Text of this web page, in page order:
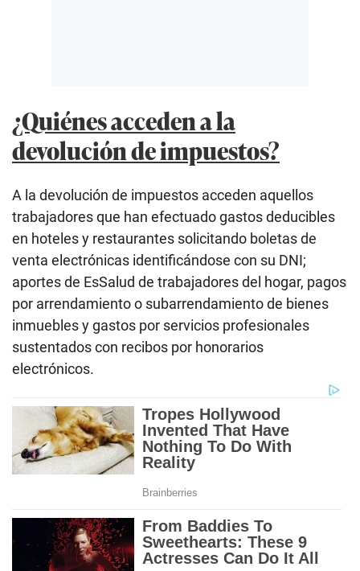
¿Quiénes acceden a la
devolución de impuestos?
A la devolución de impuestos acceden aquellos
trabajadores que han efectuado gastos deducibles
en hoteles y restaurantes solicitando boletas de
venta electrónicas identificándose con su DNI;
aportes de EsSalud de trabajadores del hogar, pagos
por arrendamiento o subarrendamiento de bienes
inmuebles y gastos por servicios profesionales
sustentados con recibos por honorarios
electrónicos.